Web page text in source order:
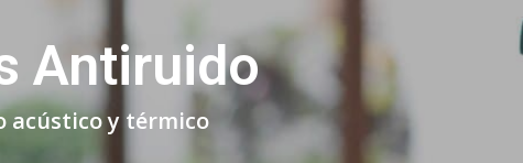
Antiruido
acústico y térmico